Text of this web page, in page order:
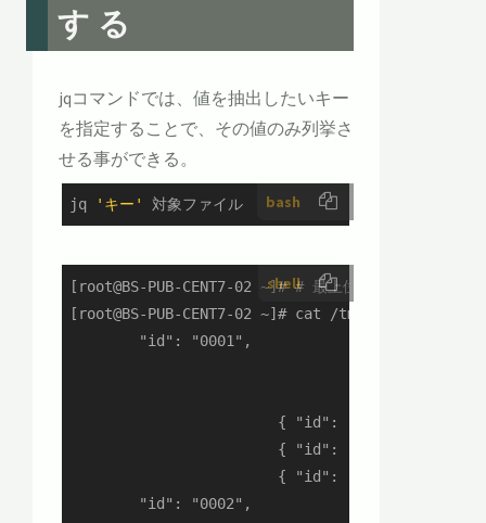
する
jqコマンドでは、値を抽出したいキー
を指定することで、その値のみ列挙さ
せる事ができる。
bash
jq 'キー' 対象ファイル
shell
[root@BS-PUB-CENT7-02 ~]# # 最上位のidだけ抽出
[root@BS-PUB-CENT7-02 ~]# cat /tmp/
        "id": "0001",
{ "id": "5001", "type":
{ "id": "5003", "type":
{ "id": "5004", "type":
        "id": "0002",